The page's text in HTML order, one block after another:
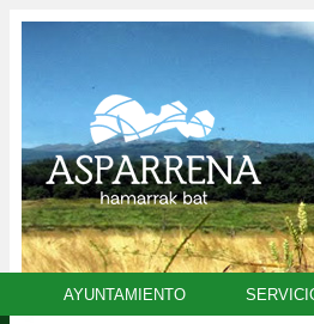
AYUNTAMIENTO